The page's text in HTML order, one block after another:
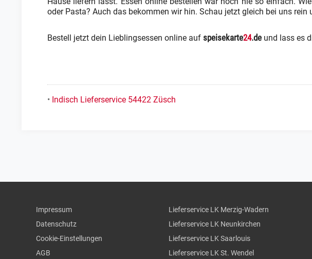
oder Pasta? Auch das bekommen wir hin. Schau jetzt gleich bei uns
Bestell jetzt dein Lieblingsessen online auf speisekarte24.de und lass es
• Indisch Lieferservice 54422 Züsch
Impressum
Datenschutz
Cookie-Einstellungen
AGB
Lieferservice LK Merzig-Wadern
Lieferservice LK Neunkirchen
Lieferservice LK Saarlouis
Lieferservice LK St. Wendel